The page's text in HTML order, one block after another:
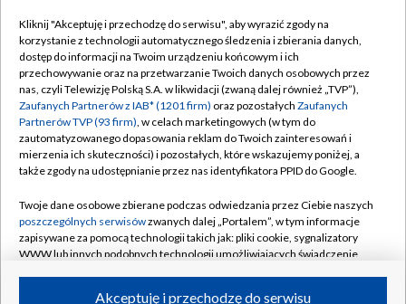
TVP
Abonament TVP
Emisja w TVP
Centrum informacji TVP
Naziemna Telewizja Cyfrowa
Rada Programowa
System NOS
Informacje o nadawcy
Regulamin TVP
Polityka prywatności
Moje zgody
Pomoc
Kontakt
Kanały
Kliknij "Akceptuję i przechodzę do serwisu", aby wyrazić zgody na
korzystanie z technologii automatycznego śledzenia i zbierania danych,
dostęp do informacji na Twoim urządzeniu końcowym i ich
przechowywanie oraz na przetwarzanie Twoich danych osobowych przez
nas, czyli Telewizję Polską S.A. w likwidacji (zwaną dalej również „TVP”),
Zaufanych Partnerów z IAB* (1201 firm) oraz pozostałych Zaufanych
Partnerów TVP (93 firm), w celach marketingowych (w tym do
zautomatyzowanego dopasowania reklam do Twoich zainteresowań i
mierzenia ich skuteczności) i pozostałych, które wskazujemy poniżej, a
także zgody na udostępnianie przez nas identyfikatora PPID do Google.
Twoje dane osobowe zbierane podczas odwiedzania przez Ciebie naszych
poszczególnych serwisówzwanych dalej „Portalem”, w tym informacje
zapisywane za pomocą technologii takich jak: pliki cookie, sygnalizatory
WWW lub innych podobnych technologii umożliwiających świadczenie
Akceptuję i przechodzę do serwisu